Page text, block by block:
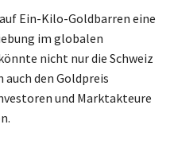
Ein-Kilo-Goldbarren eine
im globalen
nicht nur die Schweiz
den Goldpreis
und Marktakteure